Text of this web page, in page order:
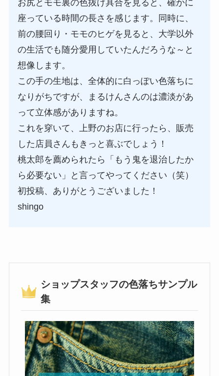
お尻とモモ裏の色抜け具合を見ると、確かに
座っている時間の長さを感じます。同時に、
前の腰回り・モモのヒゲを見ると、大学以外
の生活でも随分愛用していたんだろうな～と
想像します。
この手の生地は、全体的に白っぽい色落ちに
なりがちですが、まるけんさんのは濃淡があ
って立体感がありますね。
これを穿いて、上野のお店に行ったら、販売
した店員さんもきっと喜ぶでしょう！
桃太郎を薦められたら「もう鬼を退治したか
ら必要ない」と言ってやってください（笑）
初投稿、ありがとうございました！
shingo
ショップスタッフの色落ちサンプル
集